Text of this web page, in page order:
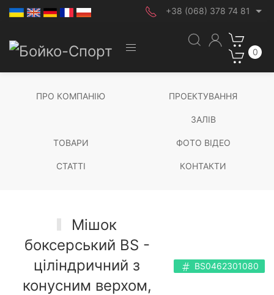
+38 (068) 378 74 81
0
ПРО КОМПАНІЮ ПРОЕКТУВАННЯ
ЗАЛІВ
ТОВАРИ ФОТО ВІДЕО
СТАТТІ КОНТАКТИ
Мішок
боксерський BS -
ціліндричний з
конусним верхом,
BS0462301080